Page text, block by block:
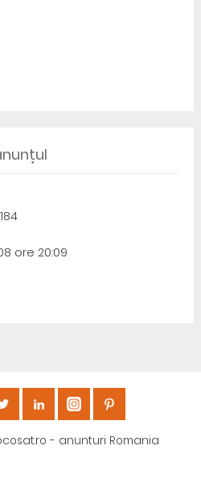
ore 20:09
- anunturi Romania